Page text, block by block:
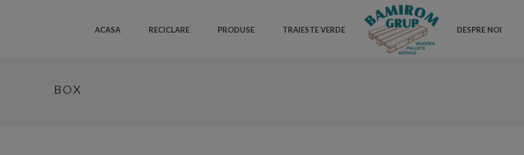
ACASA RECICLARE PRODUSE TRAIESTE VERDE DESPRE NOI
BOX